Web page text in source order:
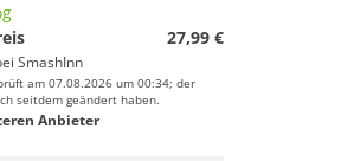
27,99 €
SmashInn
am 07.08.2026 um 00:34; der
seitdem geändert haben.
Anbieter